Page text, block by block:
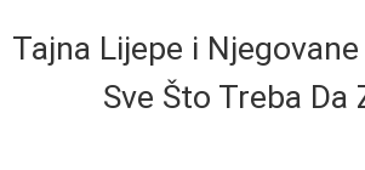
Tajna Lijepe i
Sve Što Treba Da